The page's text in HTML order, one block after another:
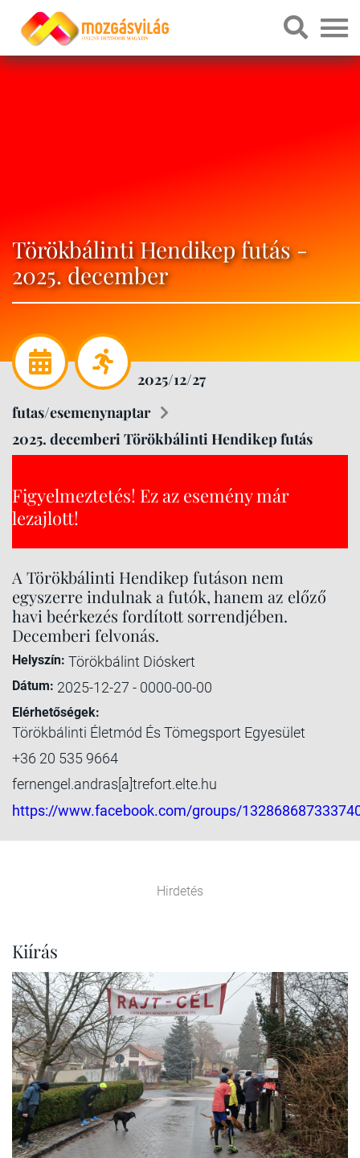
Törökbálinti Hendikep futás -
2025. december
2025/12/27
futas/esemenynaptar
2025. decemberi Törökbálinti Hendikep futás
Figyelmeztetés! Ez az esemény már
lezajlott!
A Törökbálinti Hendikep futáson nem
egyszerre indulnak a futók, hanem az előző
havi beérkezés fordított sorrendjében.
Decemberi felvonás.
Helyszín: Törökbálint Dióskert
Dátum: 2025-12-27 - 0000-00-00
Elérhetőségek:
Törökbálinti Életmód És Tömegsport Egyesület
+36 20 535 9664
fernengel.andras[a]trefort.elte.hu
https://www.facebook.com/groups/
Hirdetés
Kiírás